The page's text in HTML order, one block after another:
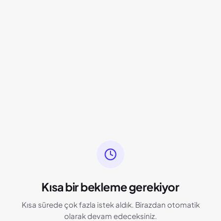
Kısa bir bekleme gerekiyor
Kısa sürede çok fazla istek aldık. Birazdan otomatik
olarak devam edeceksiniz.